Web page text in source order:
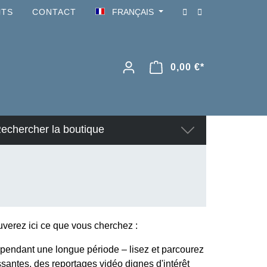
CONTACT FRANÇAIS
0,00 €*
la boutique
ici ce que vous cherchez :
une longue période – lisez et parcourez
des reportages vidéo dignes d'intérêt